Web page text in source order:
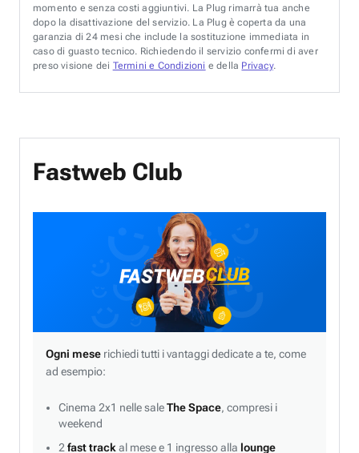
momento e senza costi aggiuntivi. La Plug rimarrà tua anche
dopo la disattivazione del servizio. La Plug è coperta da una
garanzia di 24 mesi che include la sostituzione immediata in
caso di guasto tecnico. Richiedendo il servizio confermi di aver
preso visione dei Termini e Condizioni e della Privacy.
Fastweb Club
Ogni mese richiedi tutti i vantaggi dedicate a te, come
ad esempio:
Cinema 2x1 nelle saleThe Space, compresi i
weekend
2 fast track al mese e 1 ingresso alla lounge